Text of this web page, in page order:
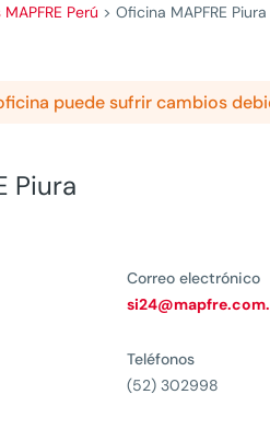
Perú > Oficina MAPFRE Piura
puede sufrir cambios
Piura
Correo electrónico
Teléfonos
(52) 302998